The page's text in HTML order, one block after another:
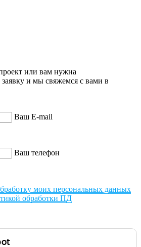
или вам нужна
заявку и мы свяжемся с вами в
Ваш E-mail
Ваш телефон
моих персональных данных
обработки ПД